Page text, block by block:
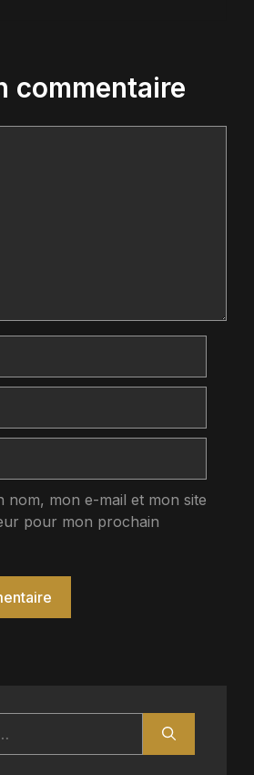
commentaire
nom, mon e-mail et mon site
pour mon prochain